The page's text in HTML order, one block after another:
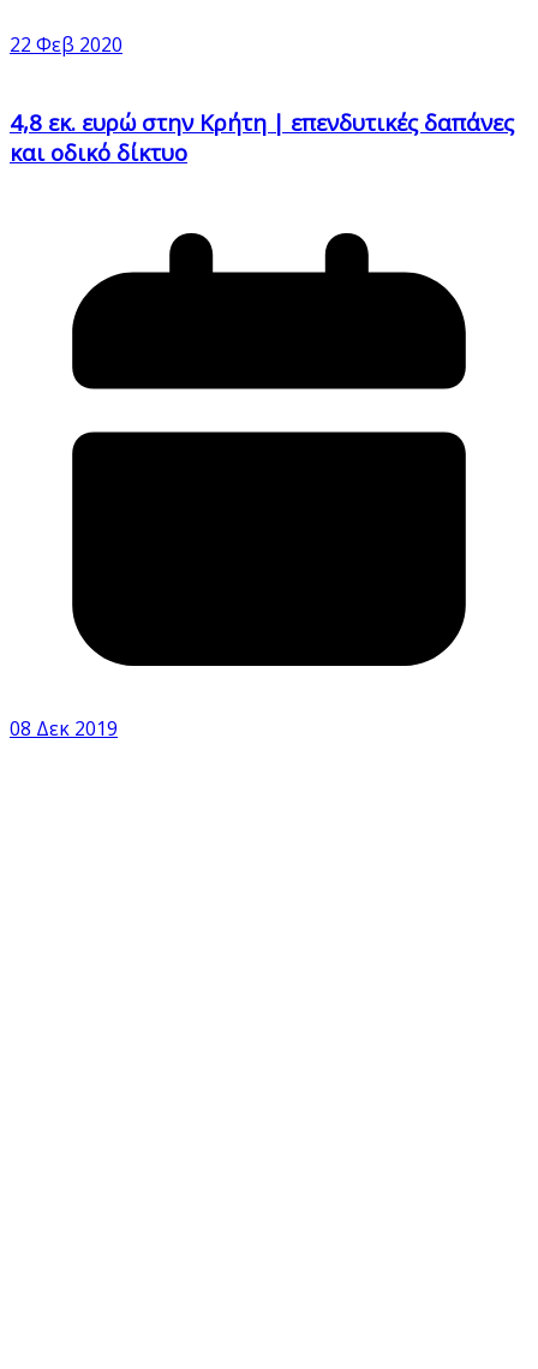
22 Φεβ 2020
4,8 εκ. ευρώ στην Κρήτη | επενδυτικές δαπάνες
και οδικό δίκτυο
08 Δεκ 2019